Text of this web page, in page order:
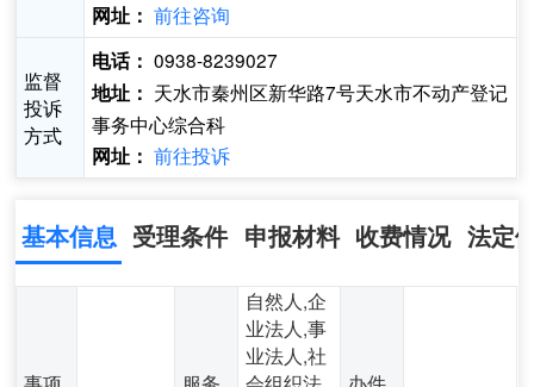
网址： 前往咨询
监督
投诉
方式
电话： 0938-8239027
地址： 天水市秦州区新华路7号天水市不动产登记
事务中心综合科
网址： 前往投诉
基本信息 受理条件 申报材料 收费情况 法定
自然人,企
业法人,事
业法人,社